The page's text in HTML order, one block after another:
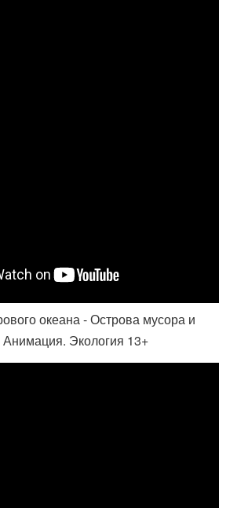
океана - Острова мусора и
Экология 13+